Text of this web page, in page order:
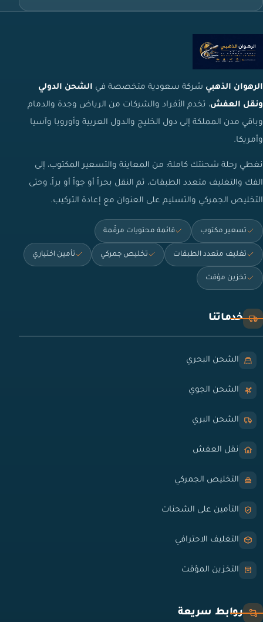
الرهوان الذهبي شركة سعودية متخصصة في الشحن الدولي
ونقل العفش، تخدم الأفراد والشركات من الرياض وجدة والدمام
وباقي مدن المملكة إلى دول الخليج والدول العربية وأوروبا وآسيا
وأمريكا.
نغطي رحلة شحنتك كاملة: من المعاينة والتسعير المكتوب، إلى
الفك والتغليف متعدد الطبقات، ثم النقل بحراً أو جواً أو براً، وحتى
التخليص الجمركي والتسليم على العنوان مع إعادة التركيب.
تسعير مكتوب قائمة محتويات مرقّمة
تغليف متعدد الطبقات تخليص جمركي تأمين اختياري
تخزين مؤقت
خدماتنا
الشحن البحري
الشحن الجوي
الشحن البري
نقل العفش
التخليص الجمركي
التأمين على الشحنات
التغليف الاحترافي
التخزين المؤقت
روابط سريعة